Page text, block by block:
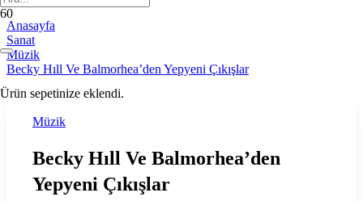
Ürün sepetinize eklendi.
Anasayfa
Sanat
Müzik
Becky Hıll Ve Balmorhea’den Yepyeni Çıkışlar
Müzik
Becky Hıll Ve Balmorhea’den
Yepyeni Çıkışlar